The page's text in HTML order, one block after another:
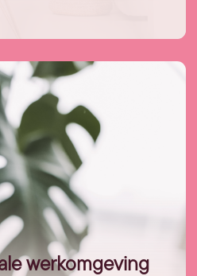
werkomgeving